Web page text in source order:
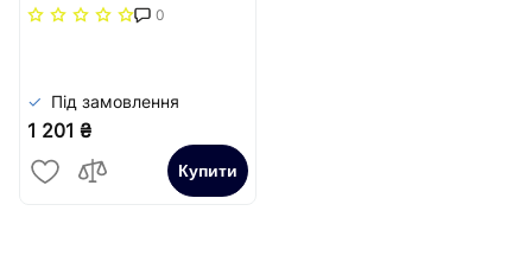
90/100, PE-HD
0
Під замовлення
1 201 ₴
Купити